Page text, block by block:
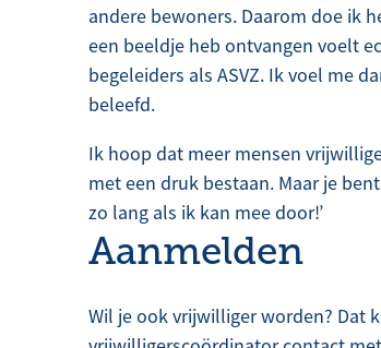
andere bewoners. Daarom doe ik
een beeldje heb ontvangen voelt
begeleiders als ASVZ. Ik voel me
beleefd.
Ik hoop dat meer mensen
met een druk bestaan. Maar je
zo lang als ik kan mee door!’
Aanmelden
Wil je ook vrijwilliger worden? Dat